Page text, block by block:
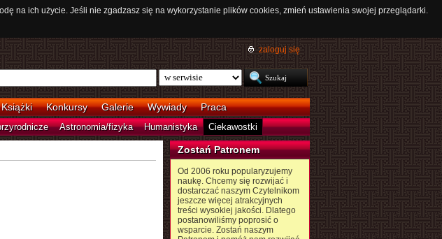
na ich użycie. Jeśli nie zgadzasz się na wykorzystanie plików cookies, zmień ustawienia swojej przeglądarki.
zaloguj się
Książki Konkursy Galerie Wywiady Praca
Astronomia/fizyka Humanistyka Ciekawostki
Zostań Patronem
Od 2006 roku popularyzujemy
naukę. Chcemy się rozwijać i
dostarczać naszym Czytelnikom
jeszcze więcej atrakcyjnych
treści wysokiej jakości. Dlatego
postanowiliśmy poprosić o
wsparcie. Zostań naszym